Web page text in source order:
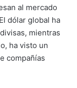
al mercado
dólar global ha
mientras
ha visto un
compañías